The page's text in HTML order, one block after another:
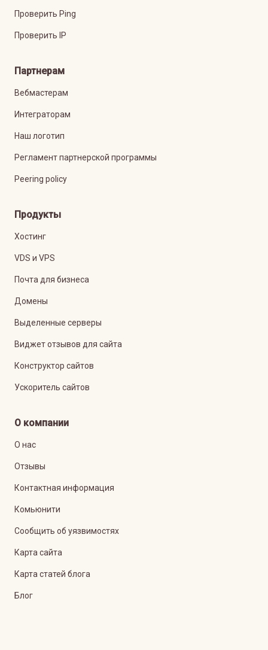
Проверить Ping
Проверить IP
Партнерам
Вебмастерам
Интеграторам
Наш логотип
Регламент партнерской программы
Peering policy
Продукты
Хостинг
VDS и VPS
Почта для бизнеса
Домены
Выделенные серверы
Виджет отзывов для сайта
Конструктор сайтов
Ускоритель сайтов
О компании
О нас
Отзывы
Контактная информация
Комьюнити
Сообщить об уязвимостях
Карта сайта
Карта статей блога
Блог